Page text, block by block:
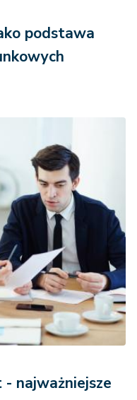
podstawa
najważniejsze